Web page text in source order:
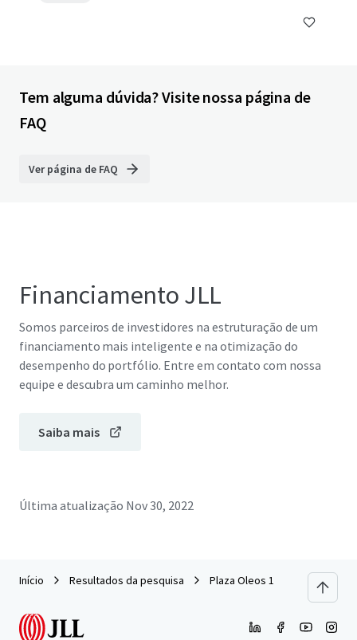
Tem alguma dúvida? Visite nossa página de
FAQ
Ver página de FAQ
Financiamento JLL
Somos parceiros de investidores na estruturação de um
financiamento mais inteligente e na otimização do
desempenho do portfólio. Entre em contato com nossa
equipe e descubra um caminho melhor.
Saiba mais
Última atualização Nov 30, 2022
Início Resultados da pesquisa Plaza Oleos 1